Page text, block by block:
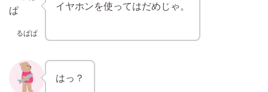
るぱぱ
イヤホンを使ってはだめじゃ。
はっ？